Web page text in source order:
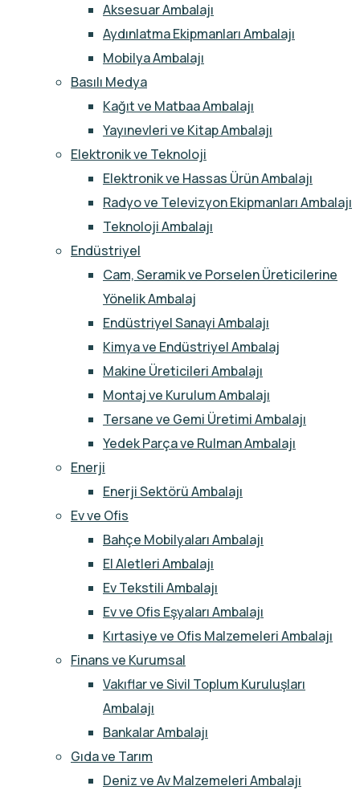
Aksesuar Ambalajı
Aydınlatma Ekipmanları Ambalajı
Mobilya Ambalajı
Basılı Medya
Kağıt ve Matbaa Ambalajı
Yayınevleri ve Kitap Ambalajı
Elektronik ve Teknoloji
Elektronik ve Hassas Ürün Ambalajı
Radyo ve Televizyon Ekipmanları Ambalajı
Teknoloji Ambalajı
Endüstriyel
Cam, Seramik ve Porselen Üreticilerine
Yönelik Ambalaj
Endüstriyel Sanayi Ambalajı
Kimya ve Endüstriyel Ambalaj
Makine Üreticileri Ambalajı
Montaj ve Kurulum Ambalajı
Tersane ve Gemi Üretimi Ambalajı
Yedek Parça ve Rulman Ambalajı
Enerji
Enerji Sektörü Ambalajı
Ev ve Ofis
Bahçe Mobilyaları Ambalajı
El Aletleri Ambalajı
Ev Tekstili Ambalajı
Ev ve Ofis Eşyaları Ambalajı
Kırtasiye ve Ofis Malzemeleri Ambalajı
Finans ve Kurumsal
Vakıflar ve Sivil Toplum Kuruluşları
Ambalajı
Bankalar Ambalajı
Gıda ve Tarım
Deniz ve Av Malzemeleri Ambalajı